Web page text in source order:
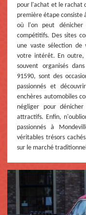
pour l'achat et le rachat
première étape consiste
où l'on peut
compétitifs. Des sites
une vaste sélection de
votre intérêt. En outre,
souvent organisés
91590, sont des
passionnés et
enchères automobiles
négliger pour
attractifs. Enfin,
passionnés à
véritables trésors
sur le marché